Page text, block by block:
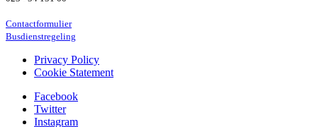
Contactformulier
Busdienstregeling
Privacy Policy
Cookie Statement
Facebook
Twitter
Instagram